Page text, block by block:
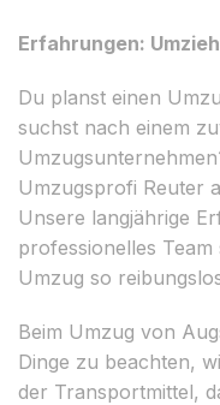
Erfahrungen:
Du planst einen
suchst nach einem
Umzugsprofi Reuter
Unsere langjährige
professionelles
Umzug so
Beim Umzug von
Dinge zu beachten,
der Transportmittel,